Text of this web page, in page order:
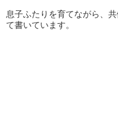
息子ふたりを育てながら、
て書いています。